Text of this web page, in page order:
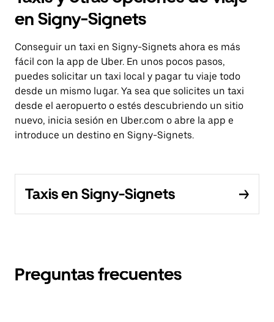
en Signy-Signets
Conseguir un taxi en Signy-Signets ahora es más
fácil con la app de Uber. En unos pocos pasos,
puedes solicitar un taxi local y pagar tu viaje todo
desde un mismo lugar. Ya sea que solicites un taxi
desde el aeropuerto o estés descubriendo un sitio
nuevo, inicia sesión en Uber.com o abre la app e
introduce un destino en Signy-Signets.
Taxis en Signy-Signets
Preguntas frecuentes